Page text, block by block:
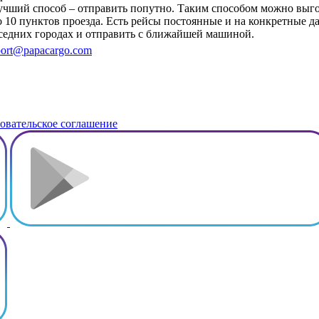
способ – отправить попутно. Таким способом можно
пунктов проезда. Есть рейсы постоянные и на конкретные
городах и отправить с ближайшей машиной.
соглашение